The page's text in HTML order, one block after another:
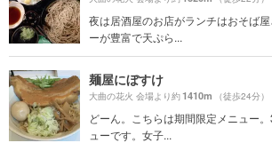
夜は居酒屋のお店がランチはおそば
ーが豊富で天ぷら...
麺屋にぼすけ
大曲の花火 会場より約1410m （徒歩24分）
どーん。こちらは期間限定メニュー
ューです。女子...